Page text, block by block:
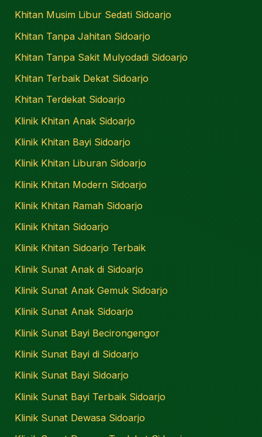
Khitan Musim Libur Sedati Sidoarjo
Khitan Tanpa Jahitan Sidoarjo
Khitan Tanpa Sakit Mulyodadi Sidoarjo
Khitan Terbaik Dekat Sidoarjo
Khitan Terdekat Sidoarjo
Klinik Khitan Anak Sidoarjo
Klinik Khitan Bayi Sidoarjo
Klinik Khitan Liburan Sidoarjo
Klinik Khitan Modern Sidoarjo
Klinik Khitan Ramah Sidoarjo
Klinik Khitan Sidoarjo
Klinik Khitan Sidoarjo Terbaik
Klinik Sunat Anak di Sidoarjo
Klinik Sunat Anak Gemuk Sidoarjo
Klinik Sunat Anak Sidoarjo
Klinik Sunat Bayi Becirongengor
Klinik Sunat Bayi di Sidoarjo
Klinik Sunat Bayi Sidoarjo
Klinik Sunat Bayi Terbaik Sidoarjo
Klinik Sunat Dewasa Sidoarjo